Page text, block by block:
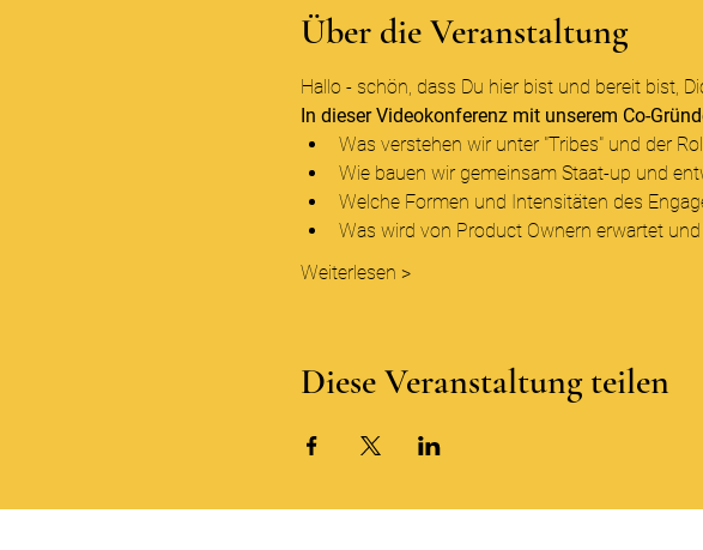
Über die Veranstaltung
Hallo - schön, dass Du hier bist und bereit bist,
In dieser Videokonferenz mit unserem Co-
Was verstehen wir unter "Tribes" und der
Wie bauen wir gemeinsam Staat-up und
Welche Formen und Intensitäten des
Was wird von Product Ownern erwartet
Weiterlesen >
Diese Veranstaltung teilen